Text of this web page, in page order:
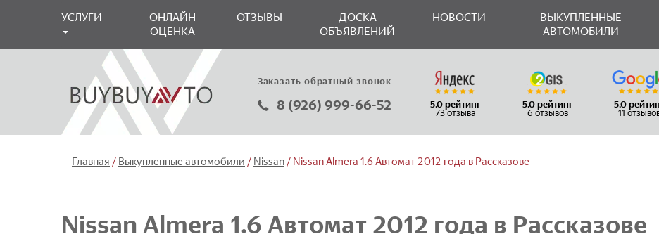
УСЛУГИ
ОНЛАЙН
ОЦЕНКА
ОТЗЫВЫ
ДОСКА
ОБЪЯВЛЕНИЙ
НОВОСТИ
ВЫКУПЛЕННЫЕ
АВТОМОБИЛИ
5,0 рейтинг
73 отзыва
5,0 рейтинг
6 отзывов
5,0
11
Заказать обратный звонок
8 (926) 999-66-52
Главная / Выкупленные автомобили / Nissan / Nissan Almera 1.6 Автомат 2012 года в Рассказове
Nissan Almera 1.6 Автомат 2012 года в Рассказове